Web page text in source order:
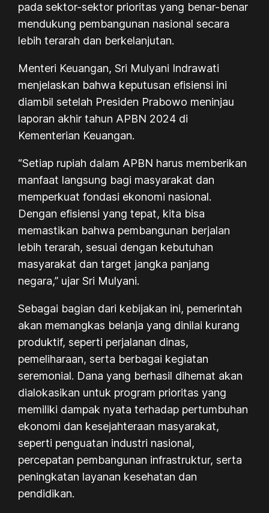
pada sektor-sektor prioritas yang benar-benar
mendukung pembangunan nasional secara
lebih terarah dan berkelanjutan.
Menteri Keuangan, Sri Mulyani Indrawati
menjelaskan bahwa keputusan efisiensi ini
diambil setelah Presiden Prabowo meninjau
laporan akhir tahun APBN 2024 di
Kementerian Keuangan.
“Setiap rupiah dalam APBN harus memberikan
manfaat langsung bagi masyarakat dan
memperkuat fondasi ekonomi nasional.
Dengan efisiensi yang tepat, kita bisa
memastikan bahwa pembangunan berjalan
lebih terarah, sesuai dengan kebutuhan
masyarakat dan target jangka panjang
negara,” ujar Sri Mulyani.
Sebagai bagian dari kebijakan ini, pemerintah
akan memangkas belanja yang dinilai kurang
produktif, seperti perjalanan dinas,
pemeliharaan, serta berbagai kegiatan
seremonial. Dana yang berhasil dihemat akan
dialokasikan untuk program prioritas yang
memiliki dampak nyata terhadap pertumbuhan
ekonomi dan kesejahteraan masyarakat,
seperti penguatan industri nasional,
percepatan pembangunan infrastruktur, serta
peningkatan layanan kesehatan dan
pendidikan.